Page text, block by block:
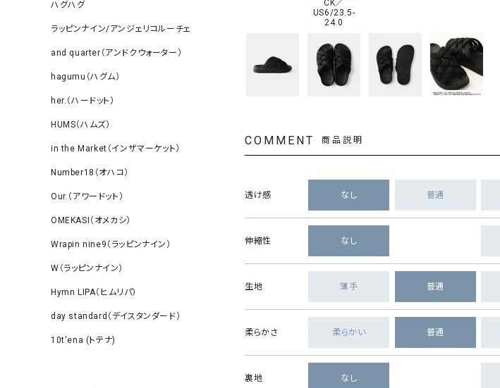
ハグハグ
ラッピンナイン/アンジェリコルーチェ
and quarter（アンドクウォーター）
hagumu（ハグム）
her.（ハードット）
HUMS（ハムズ）
in the Market（インザマーケット）
Number18（オハコ）
Our.（アワードット）
OMEKASI（オメカシ）
Wrapin nine9（ラッピンナイン）
W（ラッピンナイン）
Hymn LIPA（ヒムリパ）
day standard（デイスタンダード）
10t'ena (トテナ)
CK／
US6/23.5-
24.0
COMMENT 商品説明
透け感 なし 普通
伸縮性 なし
生地 薄手 普通
柔らかさ 柔らかい 普通
裏地 なし